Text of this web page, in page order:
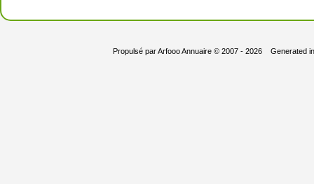
Propulsé parArfooo Annuaire© 2007 - 2026 Generated